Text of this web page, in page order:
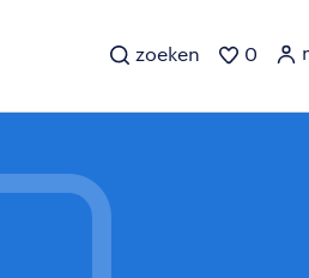
zoeken 0